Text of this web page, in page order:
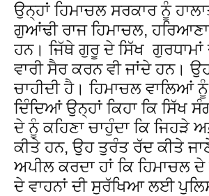
ਉਨ੍ਹਾਂ ਹਿਮਾਚਲ ਸਰਕਾਰ ਨੂੰ
ਗੁਆਂਢੀ ਰਾਜ ਹਿਮਾਚਲ,
ਹਨ। ਜਿੱਥੇ ਗੁਰੂ ਦੇ ਸਿੱਖ ਗੁਰਧਾਮਾਂ
ਵਾਰੀ ਸੈਰ ਕਰਨ ਵੀ ਜਾਂਦੇ ਹਨ।
ਚਾਹੀਦੀ ਹੈ। ਹਿਮਾਚਲ
ਦਿੰਦਿਆਂ ਉਨ੍ਹਾਂ ਕਿਹਾ ਕਿ ਸਿੱਖ
ਦੇ ਨੂੰ ਕਹਿਣਾ ਚਾਹੁੰਦਾ ਕਿ ਜਿਹੜੇ
ਕੀਤੇ ਹਨ, ਉਹ ਤੁਰੰਤ ਰੱਦ ਕੀਤੇ
ਅਪੀਲ ਕਰਦਾ ਹਾਂ ਕਿ ਹਿਮਾਚਲ
ਦੇ ਵਾਹਨਾਂ ਦੀ ਸੁਰੱਖਿਆ ਲਈ